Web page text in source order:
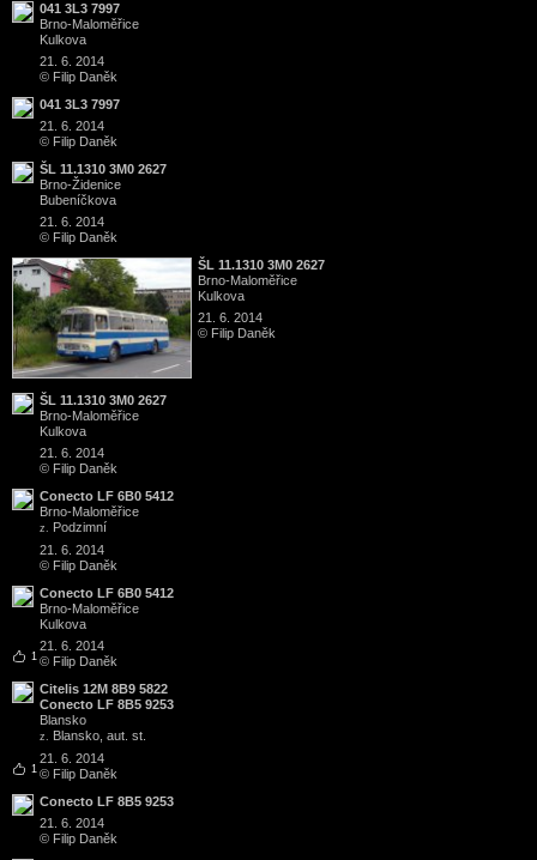
041 3L3 7997
Brno-Maloměřice
Kulkova
21. 6. 2014
© Filip Daněk
041 3L3 7997
21. 6. 2014
© Filip Daněk
ŠL 11.1310 3M0 2627
Brno-Židenice
Bubeníčkova
21. 6. 2014
© Filip Daněk
ŠL 11.1310 3M0 2627
Brno-Maloměřice
Kulkova
21. 6. 2014
© Filip Daněk
ŠL 11.1310 3M0 2627
Brno-Maloměřice
Kulkova
21. 6. 2014
© Filip Daněk
Conecto LF 6B0 5412
Brno-Maloměřice
z. Podzimní
21. 6. 2014
© Filip Daněk
1
Conecto LF 6B0 5412
Brno-Maloměřice
Kulkova
21. 6. 2014
© Filip Daněk
1
Citelis 12M 8B9 5822
Conecto LF 8B5 9253
Blansko
z. Blansko, aut. st.
21. 6. 2014
© Filip Daněk
Conecto LF 8B5 9253
21. 6. 2014
© Filip Daněk